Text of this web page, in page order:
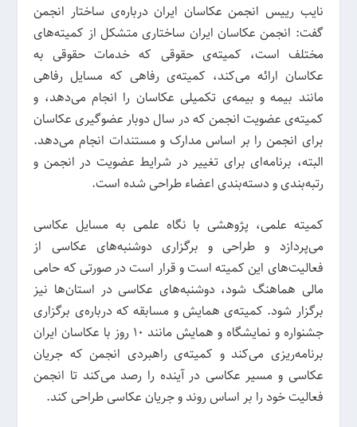
نایب رییس انجمن عکاسان ایران درباره‌ی ساختار انجمن
گفت: انجمن عکاسان ایران ساختاری متشکل از کمیته‌های
مختلف است، کمیته‌ی حقوقی که خدمات حقوقی به
عکاسان ارائه می‌کند، کمیته‌ی رفاهی که مسایل رفاهی
مانند بیمه و بیمه‌ی تکمیلی عکاسان را انجام می‌دهد، و
کمیته‌ی عضویت انجمن که در سال دوبار عضوگیری عکاسان
برای انجمن را بر اساس مدارک و مستندات انجام می‌دهد.
البته، برنامه‌ای برای تغییر در شرایط عضویت در انجمن و
رتبه‌بندی و دسته‌بندی اعضاء طراحی شده است.
کمیته علمی، پژوهشی با نگاه علمی به مسایل عکاسی
می‌پردازد و طراحی و برگزاری دوشنبه‌های عکاسی از
فعالیت‌های این کمیته است و قرار است در صورتی که حامی
مالی هماهنگ شود، دوشنبه‌های عکاسی در استان‌ها نیز
برگزار شود. کمیته‌ی همایش و مسابقه که درباره‌ی برگزاری
جشنواره و نمایشگاه و همایش مانند 10 روز با عکاسان ایران
برنامه‌ریزی می‌کند و کمیته‌ی راهبردی انجمن که جریان
عکاسی و مسیر عکاسی در آینده را رصد می‌کند تا انجمن
فعالیت خود را بر اساس روند و جریان عکاسی طراحی کند.